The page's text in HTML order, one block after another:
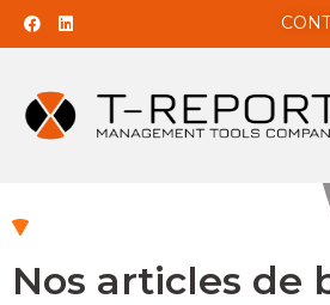
Nos articles de